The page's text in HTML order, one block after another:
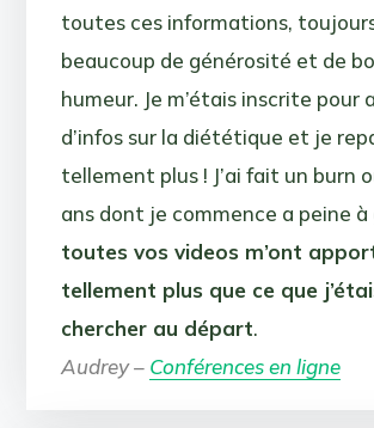
toutes ces informations,
beaucoup de générosité et de
humeur. Je m’étais inscrite pour
d’infos sur la diététique et je
tellement plus ! J’ai fait un burn
ans dont je commence a peine
toutes vos videos m’ont
tellement plus que ce que
chercher au départ.
Audrey – Conférences en ligne